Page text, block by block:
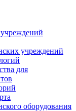
учреждений
для
оборудования